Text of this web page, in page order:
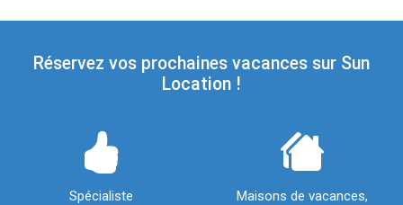
Réservez vos prochaines vacances sur Sun
Location !
Spécialiste
Maisons de vacances,